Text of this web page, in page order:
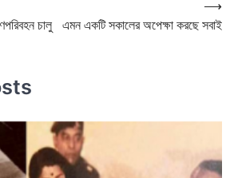
চালু
এমন একটি সকালের অপেক্ষা করছে সবাই
⟶